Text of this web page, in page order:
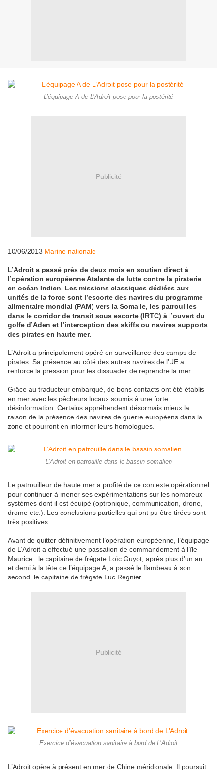
L’équipage A de L’Adroit pose pour la postérité
Publicité
10/06/2013 Marine nationale
L’Adroit a passé près de deux mois en soutien direct à
l’opération européenne Atalante de lutte contre la piraterie
en océan Indien. Les missions classiques dédiées aux
unités de la force sont l’escorte des navires du programme
alimentaire mondial (PAM) vers la Somalie, les patrouilles
dans le corridor de transit sous escorte (IRTC) à l’ouvert du
golfe d’Aden et l’interception des skiffs ou navires supports
des pirates en haute mer.
L’Adroit a principalement opéré en surveillance des camps de
pirates. Sa présence au côté des autres navires de l’UE a
renforcé la pression pour les dissuader de reprendre la mer.
Grâce au traducteur embarqué, de bons contacts ont été établis
en mer avec les pêcheurs locaux soumis à une forte
désinformation. Certains appréhendent désormais mieux la
raison de la présence des navires de guerre européens dans la
zone et pourront en informer leurs homologues.
L’Adroit en patrouille dans le bassin somalien
Le patrouilleur de haute mer a profité de ce contexte opérationnel
pour continuer à mener ses expérimentations sur les nombreux
systèmes dont il est équipé (optronique, communication, drone,
drome etc.). Les conclusions partielles qui ont pu être tirées sont
très positives.
Avant de quitter définitivement l’opération européenne, l’équipage
de L’Adroit a effectué une passation de commandement à l’île
Maurice : le capitaine de frégate Loïc Guyot, après plus d’un an
et demi à la tête de l’équipage A, a passé le flambeau à son
second, le capitaine de frégate Luc Regnier.
Publicité
Exercice d’évacuation sanitaire à bord de L’Adroit
L’Adroit opère à présent en mer de Chine méridionale. Il poursuit